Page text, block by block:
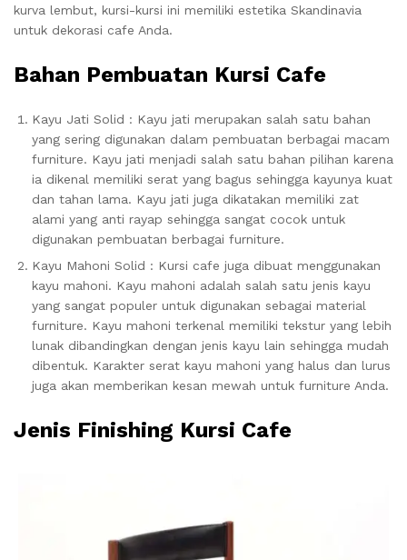
kurva lembut, kursi-kursi ini memiliki estetika Skandinavia
untuk dekorasi cafe Anda.
Bahan Pembuatan Kursi Cafe
Kayu Jati Solid : Kayu jati merupakan salah satu bahan
yang sering digunakan dalam pembuatan berbagai macam
furniture. Kayu jati menjadi salah satu bahan pilihan karena
ia dikenal memiliki serat yang bagus sehingga kayunya kuat
dan tahan lama. Kayu jati juga dikatakan memiliki zat
alami yang anti rayap sehingga sangat cocok untuk
digunakan pembuatan berbagai furniture.
Kayu Mahoni Solid : Kursi cafe juga dibuat menggunakan
kayu mahoni. Kayu mahoni adalah salah satu jenis kayu
yang sangat populer untuk digunakan sebagai material
furniture. Kayu mahoni terkenal memiliki tekstur yang lebih
lunak dibandingkan dengan jenis kayu lain sehingga mudah
dibentuk. Karakter serat kayu mahoni yang halus dan lurus
juga akan memberikan kesan mewah untuk furniture Anda.
Jenis Finishing Kursi Cafe